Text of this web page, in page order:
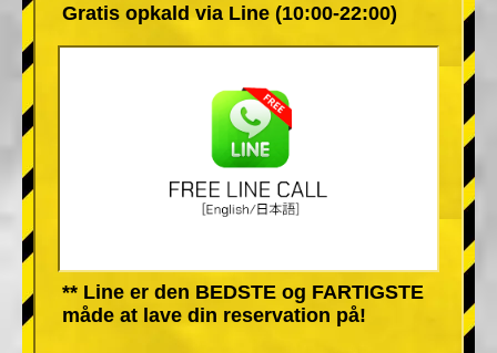
Gratis opkald via Line (10:00-22:00)
** Line er den BEDSTE og FARTIGSTE
måde at lave din reservation på!